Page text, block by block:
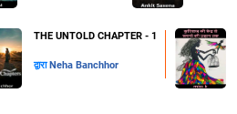
THE UNTOLD CHAPTER - 1
द्वारा Neha Banchhor